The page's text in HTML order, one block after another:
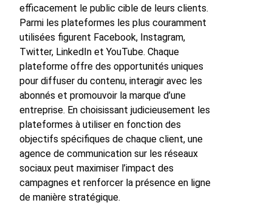
efficacement le public cible de leurs clients.
Parmi les plateformes les plus couramment
utilisées figurent Facebook, Instagram,
Twitter, LinkedIn et YouTube. Chaque
plateforme offre des opportunités uniques
pour diffuser du contenu, interagir avec les
abonnés et promouvoir la marque d’une
entreprise. En choisissant judicieusement les
plateformes à utiliser en fonction des
objectifs spécifiques de chaque client, une
agence de communication sur les réseaux
sociaux peut maximiser l’impact des
campagnes et renforcer la présence en ligne
de manière stratégique.